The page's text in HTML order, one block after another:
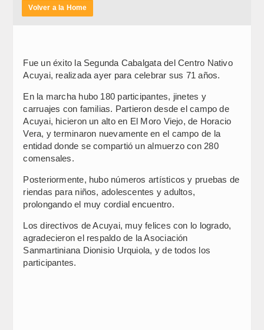
Volver a la Home
Fue un éxito la Segunda Cabalgata del Centro Nativo
Acuyai, realizada ayer para celebrar sus 71 años.
En la marcha hubo 180 participantes, jinetes y
carruajes con familias. Partieron desde el campo de
Acuyai, hicieron un alto en El Moro Viejo, de Horacio
Vera, y terminaron nuevamente en el campo de la
entidad donde se compartió un almuerzo con 280
comensales.
Posteriormente, hubo números artísticos y pruebas de
riendas para niños, adolescentes y adultos,
prolongando el muy cordial encuentro.
Los directivos de Acuyai, muy felices con lo logrado,
agradecieron el respaldo de la Asociación
Sanmartiniana Dionisio Urquiola, y de todos los
participantes.